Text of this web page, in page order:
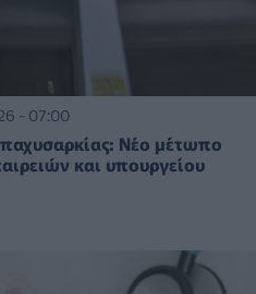
- 07:00
Νέο μέτωπο
και υπουργείου